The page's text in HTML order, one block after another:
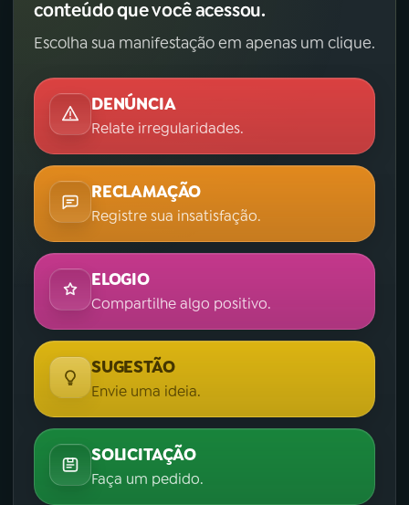
conteúdo que você acessou.
Escolha sua manifestação em apenas um clique.
DENÚNCIA
Relate irregularidades.
RECLAMAÇÃO
Registre sua insatisfação.
ELOGIO
Compartilhe algo positivo.
SUGESTÃO
Envie uma ideia.
SOLICITAÇÃO
Faça um pedido.